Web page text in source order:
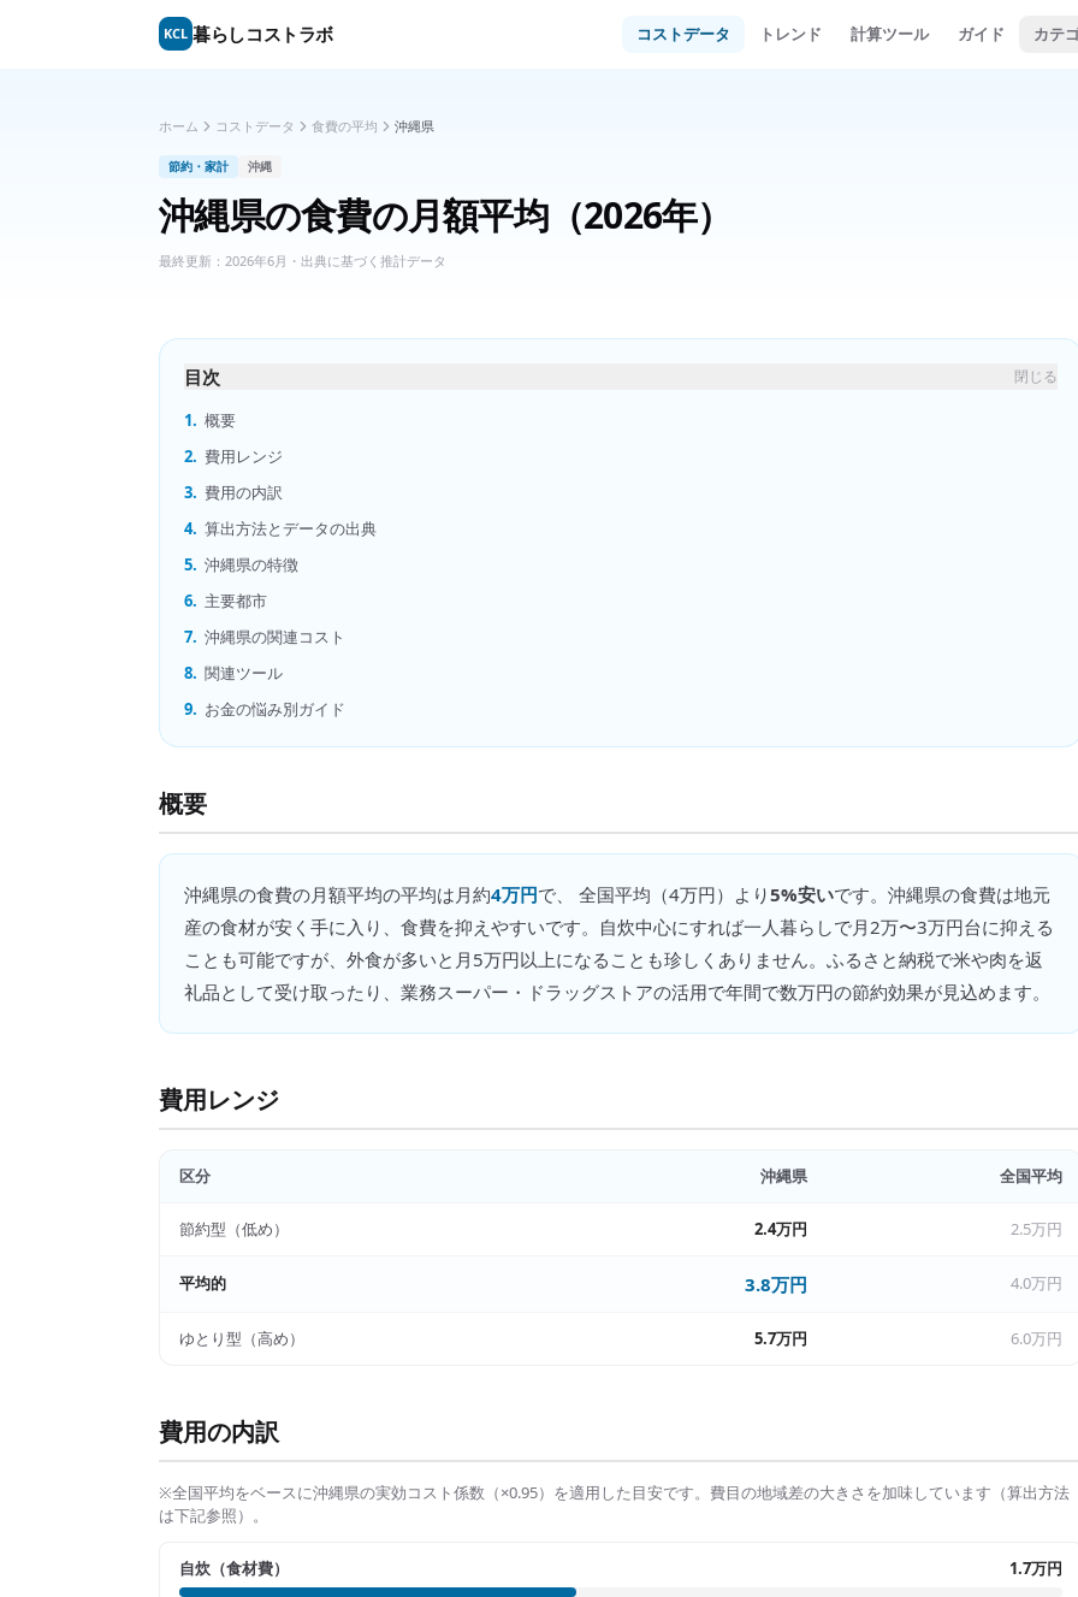
KCL 暮らしコストラボ コストデータ トレンド 計算ツール ガイド カテ
ホーム コストデータ 食費の平均 沖縄県
節約・家計 沖縄
沖縄県の食費の月額平均（2026年）
最終更新： 2026年6月 ・出典に基づく推計データ
目次 閉じる
1. 概要
2. 費用レンジ
3. 費用の内訳
4. 算出方法とデータの出典
5. 沖縄県の特徴
6. 主要都市
7. 沖縄県の関連コスト
8. 関連ツール
9. お金の悩み別ガイド
概要
沖縄県の食費の月額平均の平均は月約4万円で、 全国平均（4万円）より5%安いです。 沖縄県の食費は地元
産の食材が安く手に入り、食費を抑えやすいです。自炊中心にすれば一人暮らしで月2万〜3万円台に抑える
ことも可能ですが、外食が多いと月5万円以上になることも珍しくありません。ふるさと納税で米や肉を返
礼品として受け取ったり、業務スーパー・ドラッグストアの活用で年間で数万円の節約効果が見込めます。
費用レンジ
区分 沖縄県 全国平均
節約型（低め） 2.4万円 2.5万円
平均的 3.8万円 4.0万円
ゆとり型（高め） 5.7万円 6.0万円
費用の内訳
※全国平均をベースに沖縄県の実効コスト係数（×0.95）を適用した目安です。費目の地域差の大きさを加味しています（算出方法
は下記参照）。
自炊（食材費） 1.7万円